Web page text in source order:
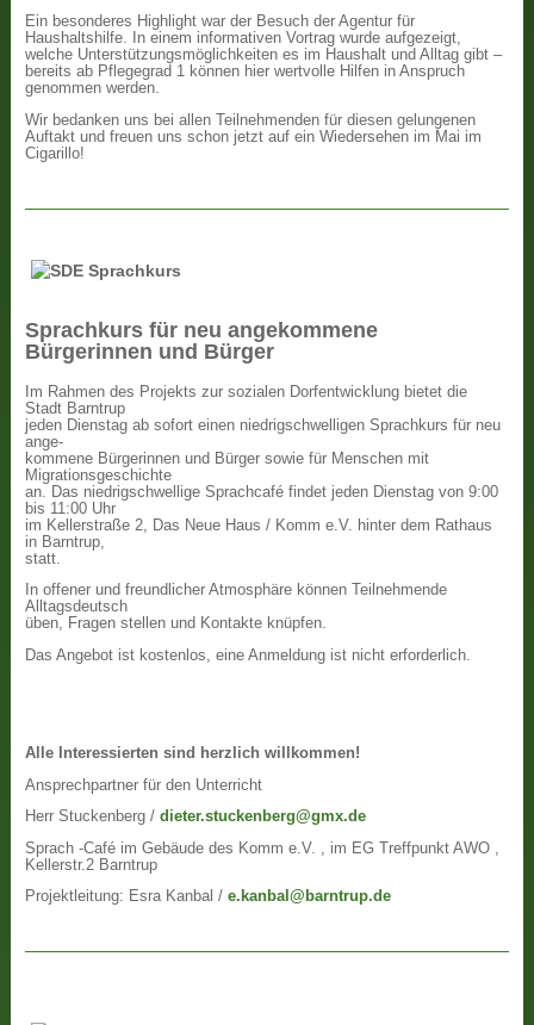
Ein besonderes Highlight war der Besuch der Agentur für
Haushaltshilfe. In einem informativen Vortrag wurde aufgezeigt,
welche Unterstützungsmöglichkeiten es im Haushalt und Alltag gibt –
bereits ab Pflegegrad 1 können hier wertvolle Hilfen in Anspruch
genommen werden.
Wir bedanken uns bei allen Teilnehmenden für diesen gelungenen
Auftakt und freuen uns schon jetzt auf ein Wiedersehen im Mai im
Cigarillo!
Sprachkurs für neu angekommene
Bürgerinnen und Bürger
Im Rahmen des Projekts zur sozialen Dorfentwicklung bietet die
Stadt Barntrup
jeden Dienstag ab sofort einen niedrigschwelligen Sprachkurs für neu
ange-
kommene Bürgerinnen und Bürger sowie für Menschen mit
Migrationsgeschichte
an. Das niedrigschwellige Sprachcafé findet jeden Dienstag von 9:00
bis 11:00 Uhr
im Kellerstraße 2, Das Neue Haus / Komm e.V. hinter dem Rathaus
in Barntrup,
statt.
In offener und freundlicher Atmosphäre können Teilnehmende
Alltagsdeutsch
üben, Fragen stellen und Kontakte knüpfen.
Das Angebot ist kostenlos, eine Anmeldung ist nicht erforderlich.
Alle Interessierten sind herzlich willkommen!
Ansprechpartner für den Unterricht
Herr Stuckenberg /dieter.stuckenberg@gmx.de
Sprach -Café im Gebäude des Komm e.V. , im EG Treffpunkt AWO ,
Kellerstr.2 Barntrup
Projektleitung: Esra Kanbal /e.kanbal@barntrup.de